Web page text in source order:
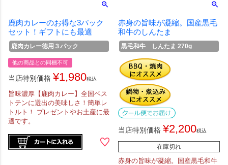
鹿肉カレーのお得な3パック
セット！ギフトにも最適
鹿肉カレー徳用３パック
他の商品との同梱不可
当店特別価格 ¥1,980税込
旨味濃厚【鹿肉カレー】全国ベス
トテンに選出の美味しさ！簡単レ
トルト！ プレゼントやお土産に最
適です。
赤身の旨味が凝縮。国産黒毛
和牛のしんたま
黒毛和牛 しんたま 270g
当店特別価格 ¥2,200税込
在庫切れ
赤身の旨味が凝縮。国産黒毛和牛